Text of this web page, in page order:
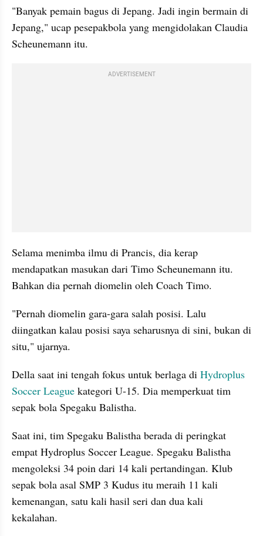
"Banyak pemain bagus di Jepang. Jadi ingin bermain di
Jepang," ucap pesepakbola yang mengidolakan Claudia
Scheunemann itu.
ADVERTISEMENT
Selama menimba ilmu di Prancis, dia kerap
mendapatkan masukan dari Timo Scheunemann itu.
Bahkan dia pernah diomelin oleh Coach Timo.
"Pernah diomelin gara-gara salah posisi. Lalu
diingatkan kalau posisi saya seharusnya di sini, bukan di
situ," ujarnya.
Della saat ini tengah fokus untuk berlaga di Hydroplus
Soccer League kategori U-15. Dia memperkuat tim
sepak bola Spegaku Balistha.
Saat ini, tim Spegaku Balistha berada di peringkat
empat Hydroplus Soccer League. Spegaku Balistha
mengoleksi 34 poin dari 14 kali pertandingan. Klub
sepak bola asal SMP 3 Kudus itu meraih 11 kali
kemenangan, satu kali hasil seri dan dua kali
kekalahan.